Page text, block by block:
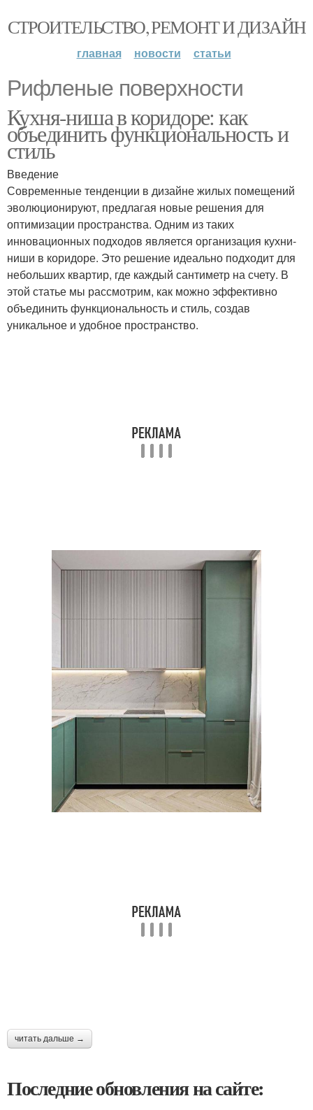
СТРОИТЕЛЬСТВО, РЕМОНТ И ДИЗАЙН
главная новости статьи
Рифленые поверхности
Кухня-ниша в коридоре: как
объединить функциональность и
стиль
Введение
Современные тенденции в дизайне жилых помещений
эволюционируют, предлагая новые решения для
оптимизации пространства. Одним из таких
инновационных подходов является организация кухни-
ниши в коридоре. Это решение идеально подходит для
небольших квартир, где каждый сантиметр на счету. В
этой статье мы рассмотрим, как можно эффективно
объединить функциональность и стиль, создав
уникальное и удобное пространство.
читать дальше →
Последние обновления на сайте: